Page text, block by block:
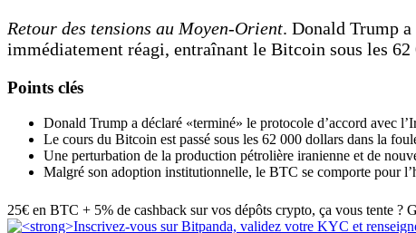
Retour des tensions au Moyen-Orient. Donald Trump a
immédiatement réagi, entraînant le Bitcoin sous les 62
Points clés
Donald Trump a déclaré «terminé» le protocole d’accord avec
Le cours du Bitcoin est passé sous les 62 000 dollars dans la
Une perturbation de la production pétrolière iranienne et de
Malgré son adoption institutionnelle, le BTC se comporte pour
25€ en BTC + 5% de cashback sur vos dépôts crypto, ça vous tente ?